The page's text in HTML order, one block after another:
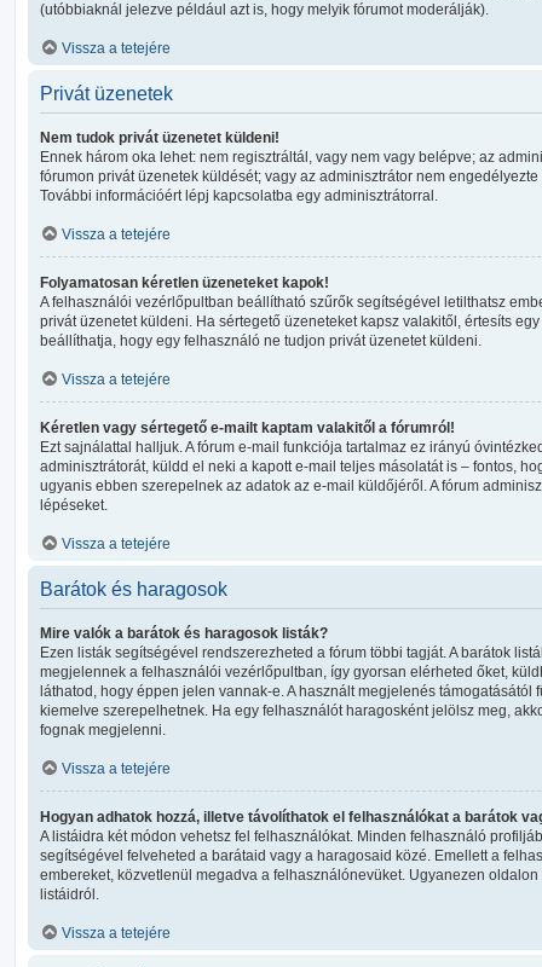
(utóbbiaknál jelezve például azt is, hogy melyik fórumot moderálják).
Vissza a tetejére
Privát üzenetek
Nem tudok privát üzenetet küldeni!
Ennek három oka lehet: nem regisztráltál, vagy nem vagy belépve; az
fórumon privát üzenetek küldését; vagy az adminisztrátor nem
További információért lépj kapcsolatba egy adminisztrátorral.
Vissza a tetejére
Folyamatosan kéretlen üzeneteket kapok!
A felhasználói vezérlőpultban beállítható szűrők segítségével letilthatsz
privát üzenetet küldeni. Ha sértegető üzeneteket kapsz valakitől, értesíts
beállíthatja, hogy egy felhasználó ne tudjon privát üzenetet küldeni.
Vissza a tetejére
Kéretlen vagy sértegető e-mailt kaptam valakitől a fórumról!
Ezt sajnálattal halljuk. A fórum e-mail funkciója tartalmaz ez irányú
adminisztrátorát, küldd el neki a kapott e-mail teljes másolatát is – fontos,
ugyanis ebben szerepelnek az adatok az e-mail küldőjéről. A fórum
lépéseket.
Vissza a tetejére
Barátok és haragosok
Mire valók a barátok és haragosok listák?
Ezen listák segítségével rendszerezheted a fórum többi tagját. A barátok
megjelennek a felhasználói vezérlőpultban, így gyorsan elérheted őket,
láthatod, hogy éppen jelen vannak-e. A használt megjelenés támogatásától
kiemelve szerepelhetnek. Ha egy felhasználót haragosként jelölsz meg,
fognak megjelenni.
Vissza a tetejére
Hogyan adhatok hozzá, illetve távolíthatok el felhasználókat a barátok
A listáidra két módon vehetsz fel felhasználókat. Minden felhasználó
segítségével felveheted a barátaid vagy a haragosaid közé. Emellett a
embereket, közvetlenül megadva a felhasználónevüket. Ugyanezen
listáidról.
Vissza a tetejére